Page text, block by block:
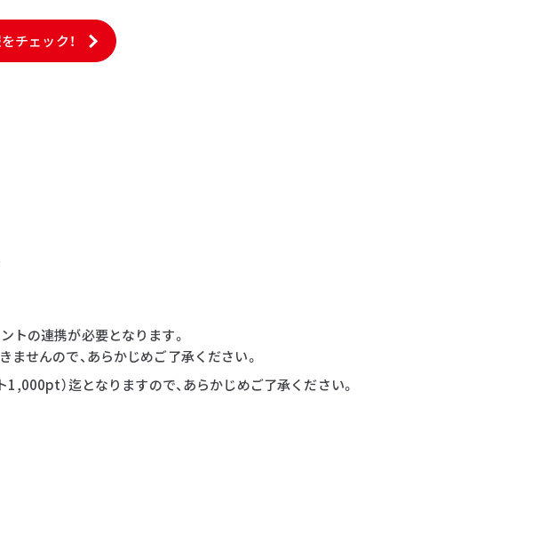
チェック！
トの連携が必要となります。
せんので、あらかじめご了承ください。
）迄となりますので、あらかじめご了承ください。